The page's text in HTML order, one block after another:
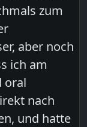
zum
aber noch
ich am
oral
nach
und hatte